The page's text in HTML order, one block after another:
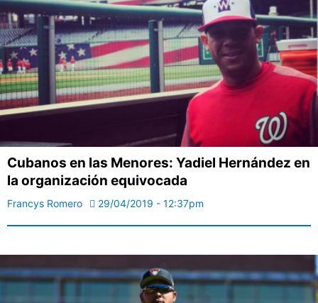
Cubanos en las Menores: Yadiel Hernández en
la organización equivocada
Francys Romero 29/04/2019 - 12:37pm